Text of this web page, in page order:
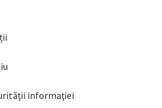
informaţiei